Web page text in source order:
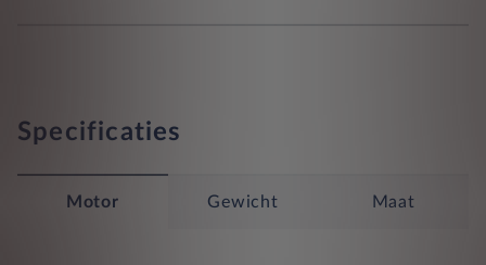
Specificaties
Motor Gewicht Maat